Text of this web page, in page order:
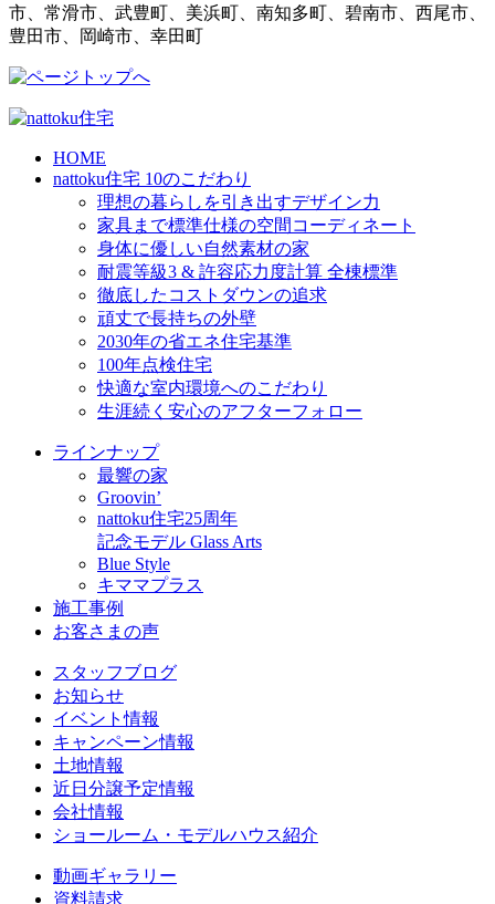
市、常滑市、武豊町、美浜町、南知多町、碧南市、西尾市、
豊田市、岡崎市、幸田町
HOME
nattoku住宅 10のこだわり
理想の暮らしを引き出すデザイン力
家具まで標準仕様の空間コーディネート
身体に優しい自然素材の家
耐震等級3 & 許容応力度計算 全棟標準
徹底したコストダウンの追求
頑丈で長持ちの外壁
2030年の省エネ住宅基準
100年点検住宅
快適な室内環境へのこだわり
生涯続く安心のアフターフォロー
ラインナップ
最響の家
Groovin’
nattoku住宅25周年
記念モデル Glass Arts
Blue Style
キママプラス
施工事例
お客さまの声
スタッフブログ
お知らせ
イベント情報
キャンペーン情報
土地情報
近日分譲予定情報
会社情報
ショールーム・モデルハウス紹介
動画ギャラリー
資料請求